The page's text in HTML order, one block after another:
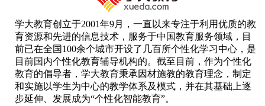
学大教育创立于2001年9月，一直以来专注于利用优质的教
育资源和先进的信息技术，服务于中国教育服务领域，目
前已在全国100余个城市开设了几百所个性化学习中心，是
目前国内个性化教育辅导机构的。截至目前，作为个性化
教育的倡导者，学大教育秉承因材施教的教育理念，制定
和实施以学生为中心的教学体系及模式，并在其基础上逐
步延伸、发展成为“个性化智能教育”。